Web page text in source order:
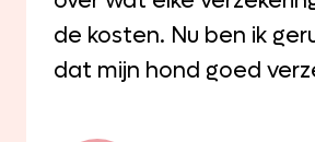
de kosten. Nu ben ik
dat mijn hond goed